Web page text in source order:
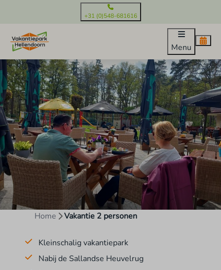
+31 (0)548-681616
Menu
Home Vakantie 2 personen
Kleinschalig vakantiepark
Nabij de Sallandse Heuvelrug